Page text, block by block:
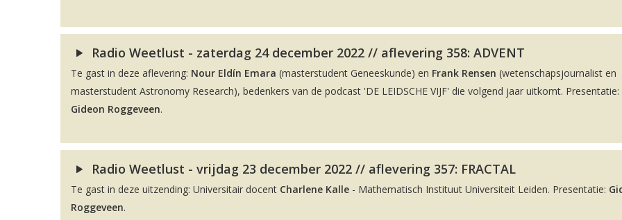
Radio Weetlust - zaterdag 24 december 2022 // aflevering 358: ADVENT
Te gast in deze aflevering: Nour Eldín Emara (masterstudent Geneeskunde) en Frank Rensen (wetenschapsjournalist en
masterstudent Astronomy Research), bedenkers van de podcast 'DE LEIDSCHE VIJF' die volgend jaar uitkomt. Presentatie:
Gideon Roggeveen.
Radio Weetlust - vrijdag 23 december 2022 // aflevering 357: FRACTAL
Te gast in deze uitzending: Universitair docent Charlene Kalle - Mathematisch Instituut Universiteit Leiden. Presentatie:
Roggeveen.